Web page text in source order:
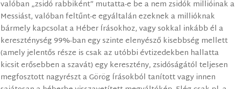
valóban „zsidó rabbiként” mutatta-e be a nem zsidók millióinak a
Messiást, valóban feltűnt-e egyáltalán ezeknek a millióknak
bármely kapcsolat a Héber Írásokhoz, vagy sokkal inkább él a
kereszténység 99%-ban egy szinte elenyésző kisebbség mellett
(amely jelentős része is csak az utóbbi évtizedekben hallatta
kicsit erősebben a szavát) egy keresztény, zsidóságától teljesen
megfosztott nagyrészt a Görög Írásokból tanított vagy innen